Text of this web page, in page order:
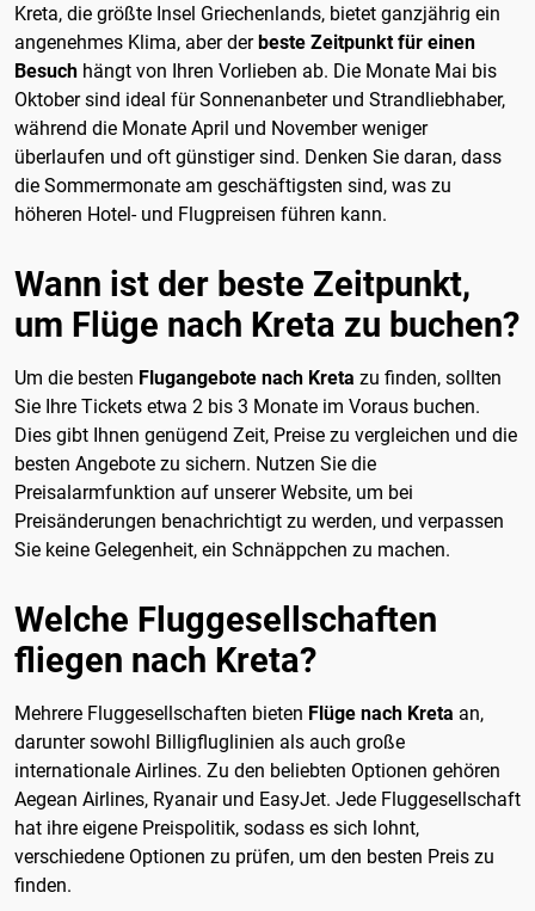
Kreta, die größte Insel Griechenlands, bietet ganzjährig ein
angenehmes Klima, aber derbeste Zeitpunkt für einen
Besuch hängt von Ihren Vorlieben ab. Die Monate Mai bis
Oktober sind ideal für Sonnenanbeter und Strandliebhaber,
während die Monate April und November weniger
überlaufen und oft günstiger sind. Denken Sie daran, dass
die Sommermonate am geschäftigsten sind, was zu
höheren Hotel- und Flugpreisen führen kann.
Wann ist der beste Zeitpunkt,
um Flüge nach Kreta zu buchen?
Um die besten Flugangebote nach Kreta zu finden, sollten
Sie Ihre Tickets etwa 2 bis 3 Monate im Voraus buchen.
Dies gibt Ihnen genügend Zeit, Preise zu vergleichen und die
besten Angebote zu sichern. Nutzen Sie die
Preisalarmfunktion auf unserer Website, um bei
Preisänderungen benachrichtigt zu werden, und verpassen
Sie keine Gelegenheit, ein Schnäppchen zu machen.
Welche Fluggesellschaften
fliegen nach Kreta?
Mehrere Fluggesellschaften bieten Flüge nach Kreta an,
darunter sowohl Billigfluglinien als auch große
internationale Airlines. Zu den beliebten Optionen gehören
Aegean Airlines, Ryanair und EasyJet. Jede Fluggesellschaft
hat ihre eigene Preispolitik, sodass es sich lohnt,
verschiedene Optionen zu prüfen, um den besten Preis zu
finden.